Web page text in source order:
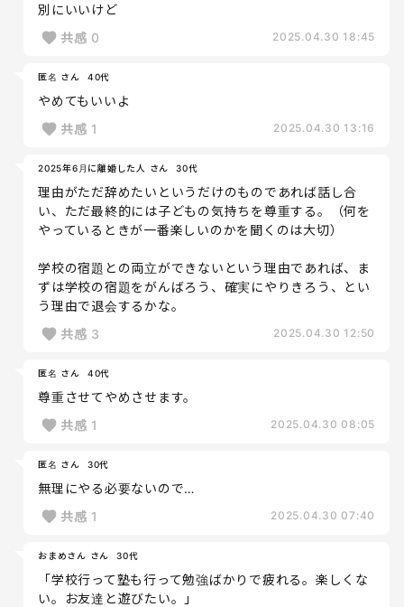
別にいいけど
共感 0 2025.04.30 18:45
匿名 さん 40代
やめてもいいよ
共感 1 2025.04.30 13:16
2025年6月に離婚した人 さん 30代
理由がただ辞めたいというだけのものであれば話し合
い、ただ最終的には子どもの気持ちを尊重する。（何を
やっているときが一番楽しいのかを聞くのは大切）
学校の宿題との両立ができないという理由であれば、ま
ずは学校の宿題をがんばろう、確実にやりきろう、とい
う理由で退会するかな。
共感 3 2025.04.30 12:50
匿名 さん 40代
尊重させてやめさせます。
共感 1 2025.04.30 08:05
匿名 さん 30代
無理にやる必要ないので…
共感 1 2025.04.30 07:40
おまめさん さん 30代
「学校行って塾も行って勉強ばかりで疲れる。楽しくな
い。お友達と遊びたい。」